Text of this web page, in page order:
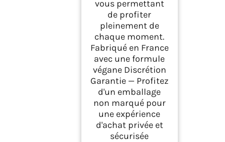
vous permettant
de profiter
pleinement de
chaque moment.
Fabriqué en France
avec une formule
végane Discrétion
Garantie — Profitez
d'un emballage
non marqué pour
une expérience
d'achat privée et
sécurisée